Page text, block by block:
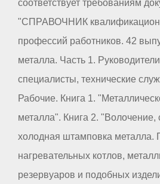
соответствует требованиям
"СПРАВОЧНИК
профессий работников. 42
металла. Часть 1.
специалисты, технические
Рабочие. Книга 1.
металла". Книга 2. "Волочение,
холодная штамповка металла.
нагревательных котлов,
резервуаров и подобных